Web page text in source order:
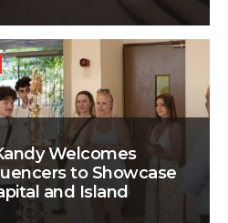
Welcomes
to Showcase
and Island